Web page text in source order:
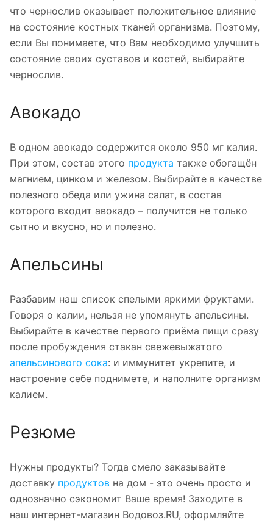
что чернослив оказывает положительное влияние
на состояние костных тканей организма. Поэтому,
если Вы понимаете, что Вам необходимо улучшить
состояние своих суставов и костей, выбирайте
чернослив.
Авокадо
В одном авокадо содержится около 950 мг калия.
При этом, состав этого продукта также обогащён
магнием, цинком и железом. Выбирайте в качестве
полезного обеда или ужина салат, в состав
которого входит авокадо – получится не только
сытно и вкусно, но и полезно.
Апельсины
Разбавим наш список спелыми яркими фруктами.
Говоря о калии, нельзя не упомянуть апельсины.
Выбирайте в качестве первого приёма пищи сразу
после пробуждения стакан свежевыжатого
апельсинового сока: и иммунитет укрепите, и
настроение себе поднимете, и наполните организм
калием.
Резюме
Нужны продукты? Тогда смело заказывайте
доставку продуктов на дом - это очень просто и
однозначно сэкономит Ваше время! Заходите в
наш интернет-магазин Водовоз.RU, оформляйте